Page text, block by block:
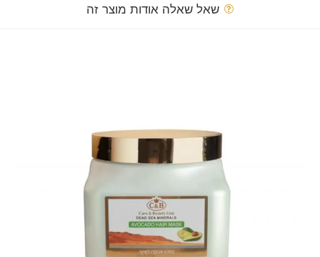
שאל שאלה אודות מוצר זה